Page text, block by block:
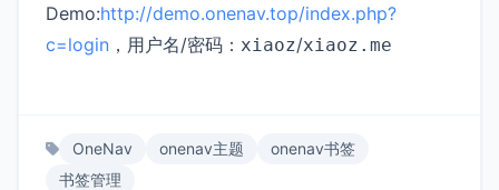
Demo:http://demo.onenav.top/index.php?
c=login ，用户名/密码： xiaoz/xiaoz.me
OneNav onenav主题
onenav书签
书签管理